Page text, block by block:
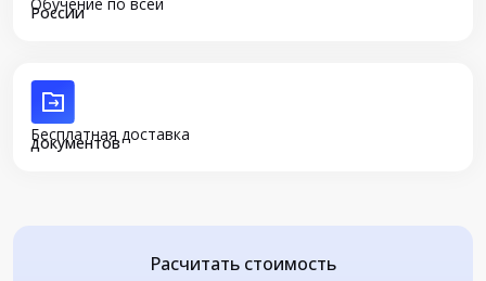
России
Бесплатная доставка
документов
Расчитать стоимость